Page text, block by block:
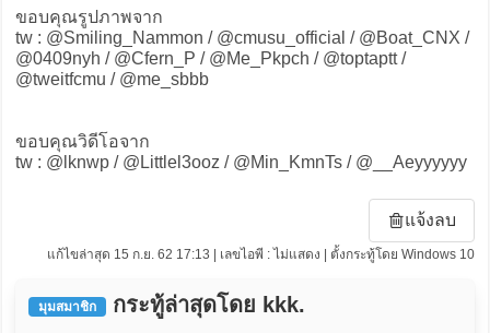
ขอบคุณรูปภาพจาก
tw : @Smiling_Nammon / @cmusu_official / @Boat_CNX /
@0409nyh / @Cfern_P / @Me_Pkpch / @toptaptt /
@tweitfcmu / @me_sbbb
ขอบคุณวิดีโอจาก
tw : @lknwp / @Littlel3ooz / @Min_KmnTs / @__Aeyyyyyy
แจ้งลบ
แก้ไขล่าสุด 15 ก.ย. 62 17:13 | เลขไอพี : ไม่แสดง | ตั้งกระทู้โดย Windows 10
มุมสมาชิก กระทู้ล่าสุดโดย kkk.